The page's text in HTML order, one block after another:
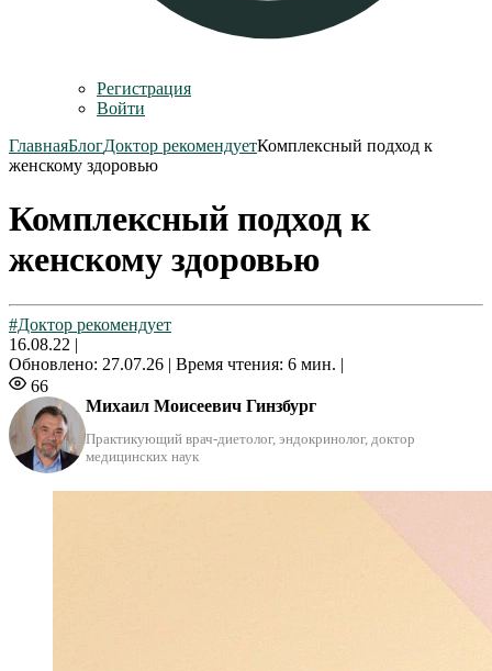
Регистрация
Войти
ГлавнаяБлогДоктор рекомендуетКомплексный подход к
женскому здоровью
Комплексный подход к
женскому здоровью
#Доктор рекомендует
16.08.22 |
Обновлено: 27.07.26 | Время чтения: 6 мин. |
66
Михаил Моисеевич Гинзбург
Практикующий врач-диетолог, эндокринолог, доктор
медицинских наук